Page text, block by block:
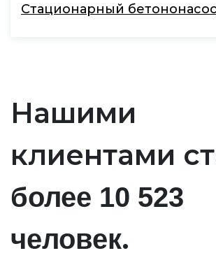
Стационарный бетононасос
Нашими
клиентами
более 10 523
человек.